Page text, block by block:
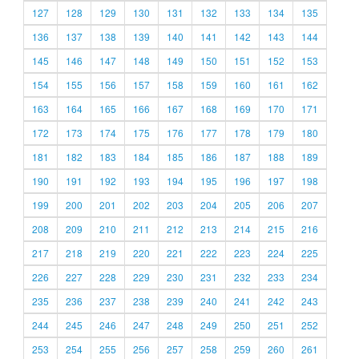
127 128 129 130 131 132 133 134
135
136
137 138 139 140 141 142 143
144
145
146 147 148 149 150 151 152
153
154
155 156 157 158 159 160 161
162
163
164 165 166 167 168 169 170
171
172
173 174 175 176 177 178 179
180
181
182 183 184 185 186 187 188
189
190
191 192 193 194 195 196 197
198
199
200 201 202 203 204 205 206
207
208
209 210 211 212 213 214 215
216
217
218 219 220 221 222 223 224
225
226
227 228 229 230 231 232 233
234
235
236 237 238 239 240 241 242
243
244
245 246 247 248 249 250 251
252
253
254 255 256 257 258 259 260 261